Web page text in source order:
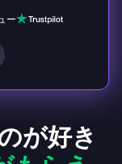
ー
が好き